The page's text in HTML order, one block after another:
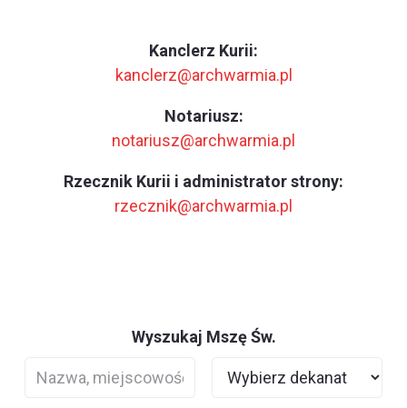
Kanclerz Kurii:
kanclerz@archwarmia.pl
Notariusz:
notariusz@archwarmia.pl
Rzecznik Kurii i administrator strony:
rzecznik@archwarmia.pl
Wyszukaj Mszę Św.